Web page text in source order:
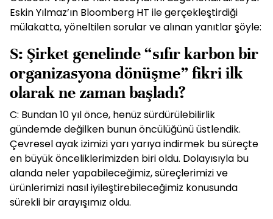
Eskin Yılmaz’ın Bloomberg HT ile gerçekleştirdiği
mülakatta, yöneltilen sorular ve alınan yanıtlar şöyle:
S: Şirket genelinde “sıfır karbon bir
organizasyona dönüşme” fikri ilk
olarak ne zaman başladı?
C: Bundan 10 yıl önce, henüz sürdürülebilirlik
gündemde değilken bunun öncülüğünü üstlendik.
Çevresel ayak izimizi yarı yarıya indirmek bu süreçte
en büyük önceliklerimizden biri oldu. Dolayısıyla bu
alanda neler yapabileceğimiz, süreçlerimizi ve
ürünlerimizi nasıl iyileştirebileceğimiz konusunda
sürekli bir arayışımız oldu.